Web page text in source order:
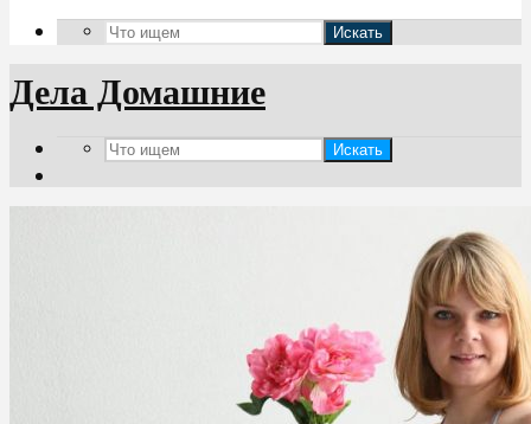
Искать
Дела Домашние
Искать